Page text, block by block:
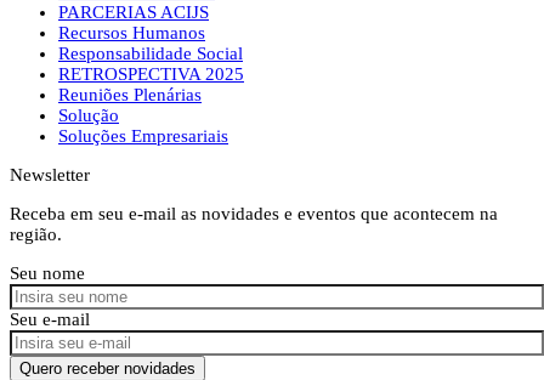
PARCERIAS ACIJS
Recursos Humanos
Responsabilidade Social
RETROSPECTIVA 2025
Reuniões Plenárias
Solução
Soluções Empresariais
Newsletter
Receba em seu e-mail as novidades e eventos que acontecem na
região.
Seu nome
Seu e-mail
Quero receber novidades